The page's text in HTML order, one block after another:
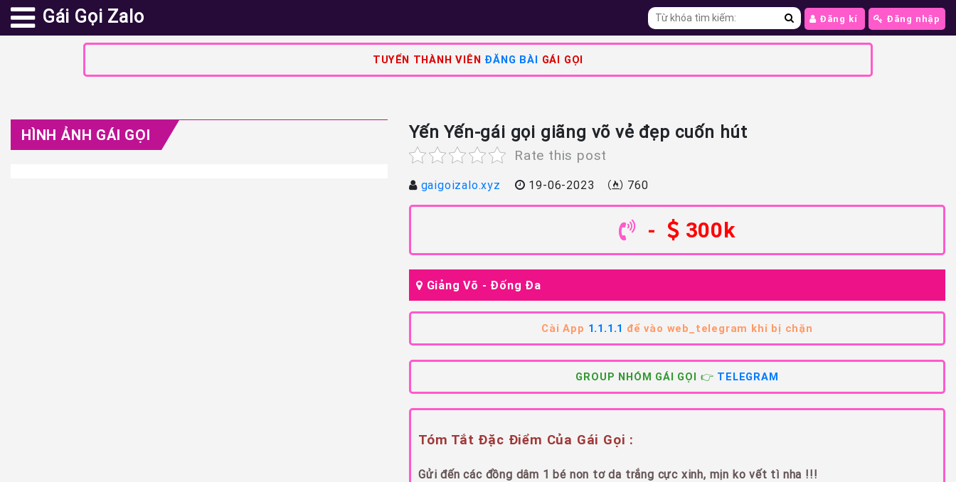
Gái Gọi Zalo Đăng kí Đăng nhập
TUYỂN THÀNH VIÊN ĐĂNG BÀI GÁI GỌI
HÌNH ẢNH GÁI GỌI Yến Yến-gái gọi giãng võ vẻ đẹp cuốn hút
Rate this post
gaigoizalo.xyz 19-06-2023 760
- 300k
Giảng Võ - Đống Đa
Cài App 1.1.1.1 để vào web_telegram khi bị chặn
GROUP NHÓM GÁI GỌI 👉 TELEGRAM
Tóm Tắt Đặc Điểm Của Gái Gọi :
Gửi đến các đồng dâm 1 bé non tơ da trắng cực xinh, mịn ko vết tì nha !!!